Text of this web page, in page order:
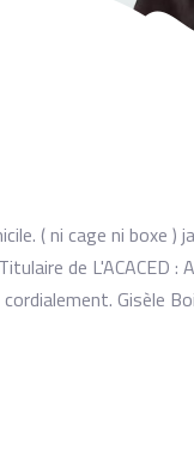
( ni cage ni boxe )
de L'ACACED
Gisèle